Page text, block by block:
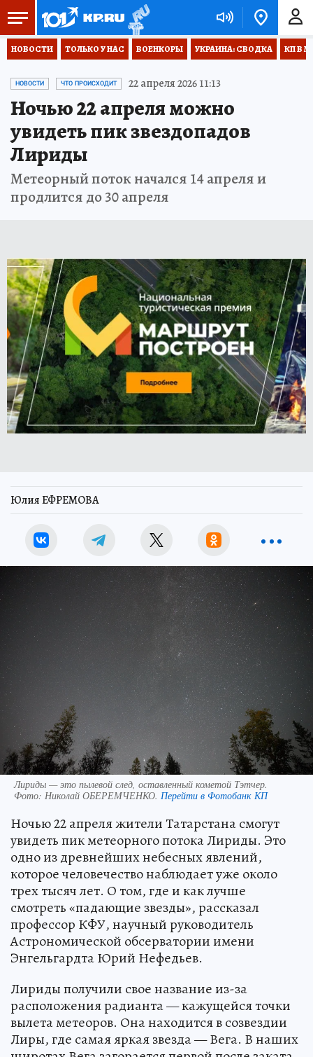
НОВОСТИ ТОЛЬКО У НАС ВОЕНКОРЫ УКРАИНА: СВОДКА КП В
НОВОСТИ ЧТО ПРОИСХОДИТ 22 апреля 2026 11:13
Ночью 22 апреля можно
увидеть пик звездопадов
Лириды
Метеорный поток начался 14 апреля и
продлится до 30 апреля
Юлия ЕФРЕМОВА
Лириды — это пылевой след, оставленный кометой Тэтчер.
Фото: Николай ОБЕРЕМЧЕНКО. Перейти в Фотобанк КП
Ночью 22 апреля жители Татарстана смогут
увидеть пик метеорного потока Лириды. Это
одно из древнейших небесных явлений,
которое человечество наблюдает уже около
трех тысяч лет. О том, где и как лучше
смотреть «падающие звезды», рассказал
профессор КФУ, научный руководитель
Астрономической обсерватории имени
Энгельгардта Юрий Нефедьев.
Лириды получили свое название из-за
расположения радианта — кажущейся точки
вылета метеоров. Она находится в созвездии
Лиры, где самая яркая звезда — Вега. В наших